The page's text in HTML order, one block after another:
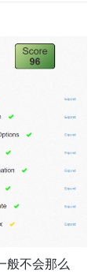
般不会那么